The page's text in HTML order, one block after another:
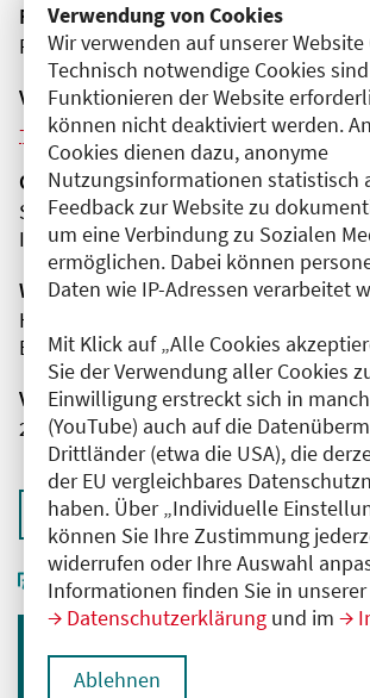
Verwendung von Cookies
Wir verwenden auf unserer Website
Technisch notwendige Cookies
Funktionieren der Website
können nicht deaktiviert werden.
Cookies dienen dazu, anonyme
Nutzungsinformationen statistisch
Feedback zur Website zu
um eine Verbindung zu Sozialen
ermöglichen. Dabei können
Daten wie IP-Adressen verarbeitet
Mit Klick auf „Alle Cookies
Sie der Verwendung aller Cookies
Einwilligung erstreckt sich in
(YouTube) auch auf die
Drittländer (etwa die USA), die
der EU vergleichbares
haben. Über „Individuelle
können Sie Ihre Zustimmung
widerrufen oder Ihre Auswahl
Informationen finden Sie in unserer
Datenschutzerklärung und im
Ablehnen
Fortbildungsformat
Präsenz
Veranstaltungsreihe
Weitere Veranstaltungen dieser
Organisator(en)
Sana Klinikum Lichtenberg
Institut für Radiologie
Wissenschaftliche Leitung
Herr Prof. Dr. med. Sven Mutze
BG Klinikum Unfallkrankenhaus Berlin
Veranstaltungsnummer
2761102025064560054
Zurück zur Übersicht
Immer informiert bleiben